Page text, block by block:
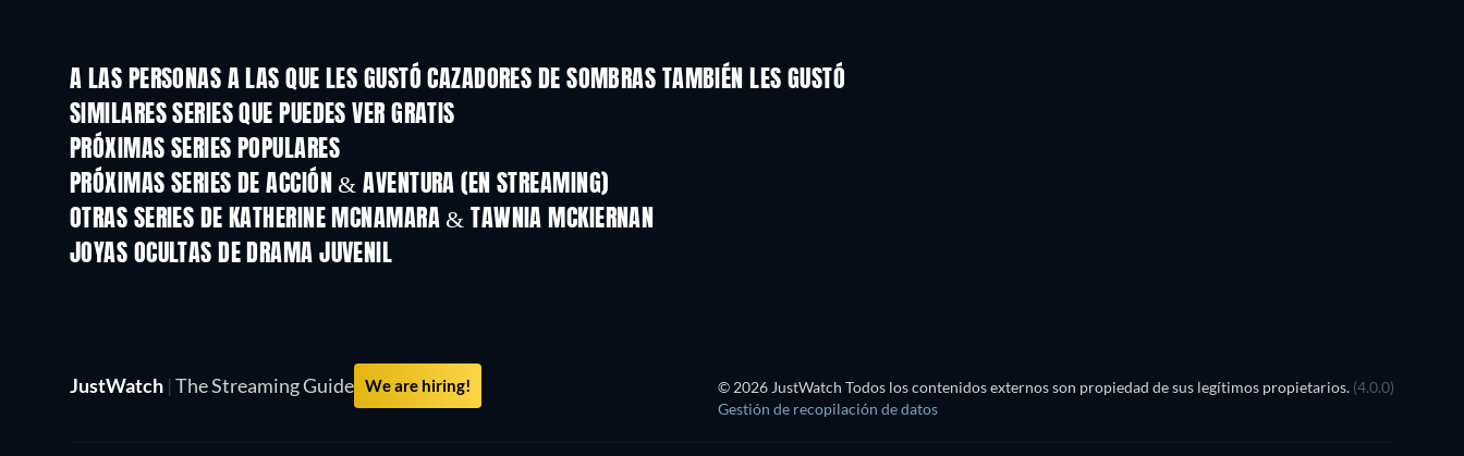
A LAS PERSONAS A LAS QUE LES GUSTÓ CAZADORES DE SOMBRAS TAMBIÉN LES GUSTÓ
TV TV TV
SIMILARES SERIES QUE PUEDES VER GRATIS
PRÓXIMAS SERIES POPULARES
TV
PRÓXIMAS SERIES DE ACCIÓN & AVENTURA (EN STREAMING)
Temporada 2 Temporada 2
OTRAS SERIES DE KATHERINE MCNAMARA & TAWNIA MCKIERNAN
TV
JOYAS OCULTAS DE DRAMA JUVENIL
JustWatch | The Streaming Guide We are hiring! © 2026 JustWatch Todos los contenidos externos son propiedad de sus legítimos propietarios. (4.0.0)
Gestión de recopilación de datos